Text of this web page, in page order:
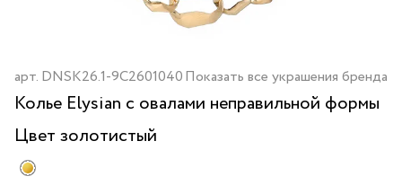
арт. DNSK26.1-9C2601040Показать все украшения бренда
Колье Elysian с овалами неправильной формы
Цвет золотистый